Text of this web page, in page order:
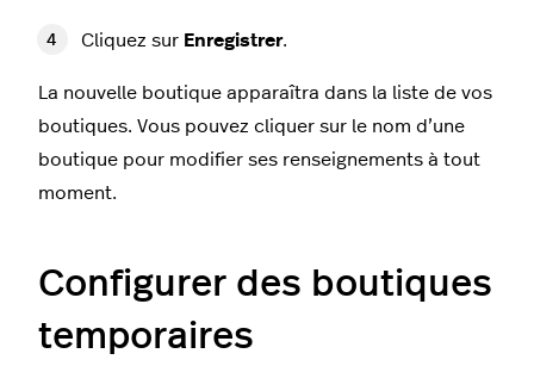
Cliquez sur Enregistrer.
La nouvelle boutique apparaîtra dans la liste de vos
boutiques. Vous pouvez cliquer sur le nom d’une
boutique pour modifier ses renseignements à tout
moment.
Configurer des boutiques
temporaires